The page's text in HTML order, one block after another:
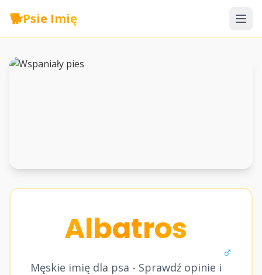
🐕Psie Imię
Albatros
Męskie imię dla psa - Sprawdź opinie i
♂